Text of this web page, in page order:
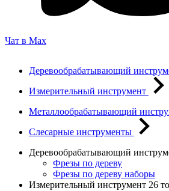
Чат в Max
Деревообрабатывающий
Измерительный инструмент
Металлообрабатывающий
Слесарные инструменты
Деревообрабатывающий
Фрезы по дереву
Фрезы по дереву наборы
Измерительный инструмент 26